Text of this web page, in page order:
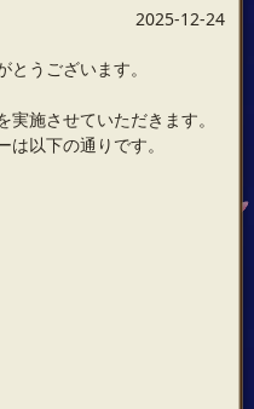
2025-12-24
うございます。
施させていただきます。
以下の通りです。